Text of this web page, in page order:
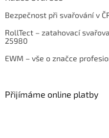
Bezpečnost při svařování v
RollTect – zatahovací
25980
EWM – vše o značce
Přijímáme online platby